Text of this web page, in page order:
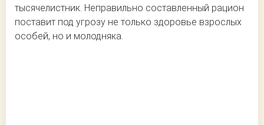
тысячелистник. Неправильно составленный рацион
поставит под угрозу не только здоровье взрослых
особей, но и молодняка.